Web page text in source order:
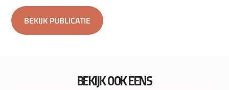
BEKIJK PUBLICATIE
BEKIJK OOK EENS